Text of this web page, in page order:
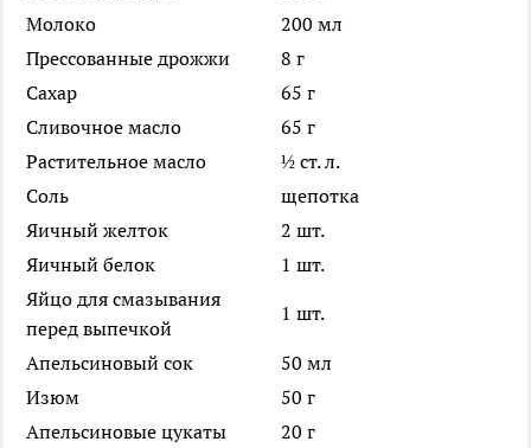
Молоко
200 мл
Прессованные дрожжи
8 г
Сахар
65 г
Сливочное масло
65 г
Растительное масло
½ ст. л.
Соль
щепотка
Яичный желток
2 шт.
Яичный белок
1 шт.
Яйцо для смазывания
перед выпечкой
1 шт.
Апельсиновый сок
50 мл
Изюм
50 г
Апельсиновые цукаты
20 г